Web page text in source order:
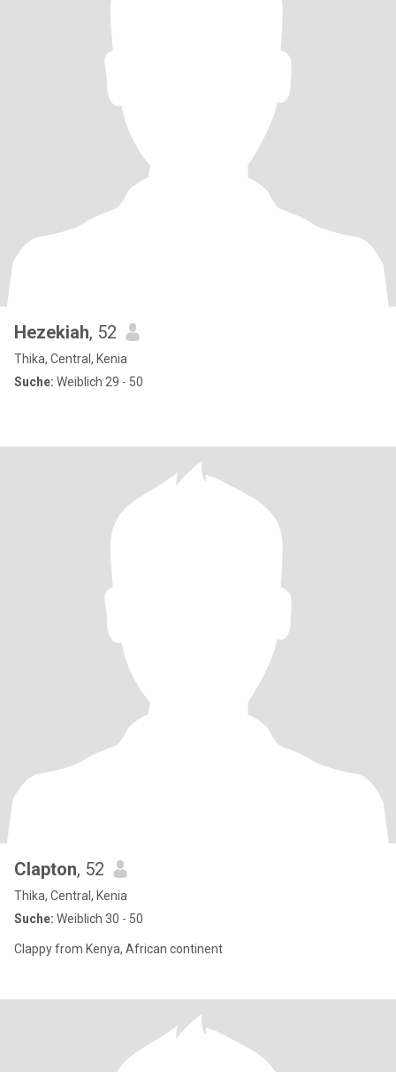
Hezekiah, 52
Thika, Central, Kenia
Suche: Weiblich 29 - 50
Clapton, 52
Thika, Central, Kenia
Suche: Weiblich 30 - 50
Clappy from Kenya, African continent